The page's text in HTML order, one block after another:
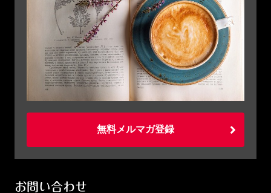
無料メルマガ登録
お問い合わせ